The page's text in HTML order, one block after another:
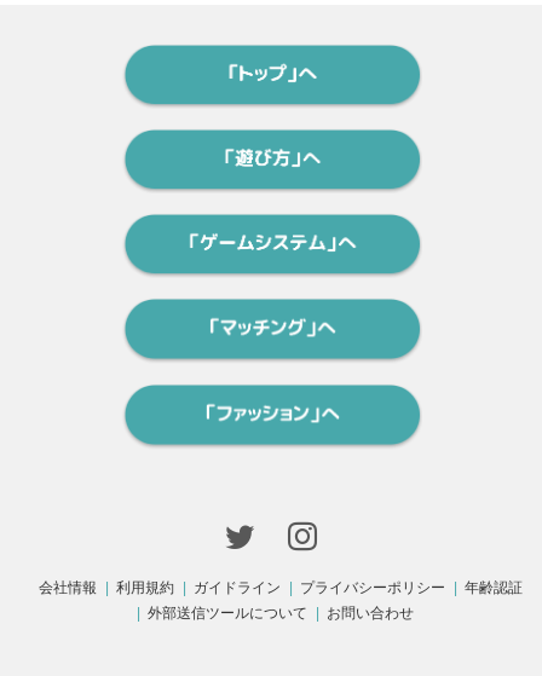
会社情報 利用規約 ガイドライン プライバシーポリシー
年齢認証
外部送信ツールについて
お問い合わせ